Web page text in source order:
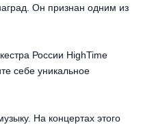
Он признан одним из
России HighTime
себе уникальное
На концертах этого